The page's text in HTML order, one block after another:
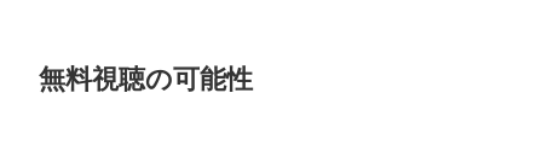
無料視聴の可能性